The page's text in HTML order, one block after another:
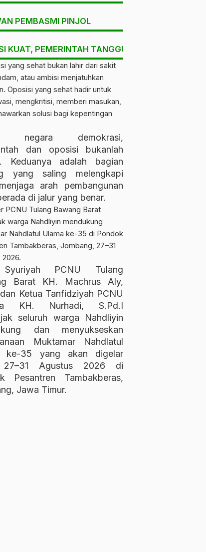
PEMBASMI PINJOL
KUAT, PEMERINTAH TANGGUH, RAKYAT
negara demokrasi,
dan oposisi bukanlah
Keduanya adalah bagian
yang saling melengkapi
arah pembangunan
di jalur yang benar.
PCNU Tulang
Barat KH. Machrus Aly,
Ketua Tanfidziyah PCNU
KH. Nurhadi, S.Pd.I
seluruh warga Nahdliyin
dan menyukseskan
Muktamar Nahdlatul
ke-35 yang akan digelar
27–31 Agustus 2026 di
Pesantren Tambakberas,
Jawa Timur.